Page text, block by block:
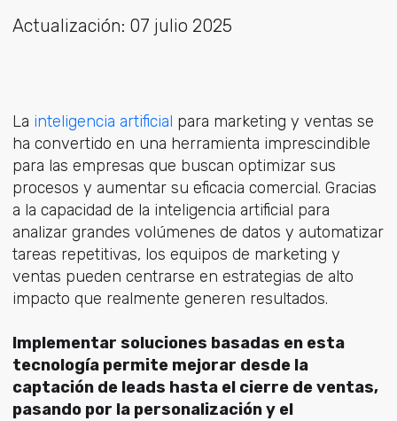
Actualización: 07 julio 2025
La inteligencia artificial para marketing y ventas se
ha convertido en una herramienta imprescindible
para las empresas que buscan optimizar sus
procesos y aumentar su eficacia comercial. Gracias
a la capacidad de la inteligencia artificial para
analizar grandes volúmenes de datos y automatizar
tareas repetitivas, los equipos de marketing y
ventas pueden centrarse en estrategias de alto
impacto que realmente generen resultados.
Implementar soluciones basadas en esta
tecnología permite mejorar desde la
captación de leads hasta el cierre de ventas,
pasando por la personalización y el